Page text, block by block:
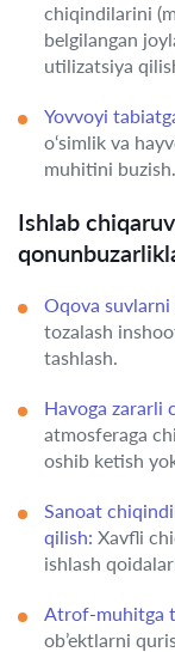
chiqindilarini
belgilangan
utilizatsiya
Yovvoyi
o‘simlik va
muhitini buzish.
Ishlab
Oqova suvlarni
tozalash
tashlash.
Havoga zararli
atmosferaga
oshib ketish
Sanoat
qilish: Xavfli
ishlash
Atrof-muhitga
ob’ektlarni